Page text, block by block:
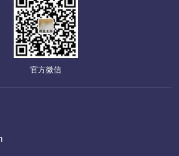
官方微信